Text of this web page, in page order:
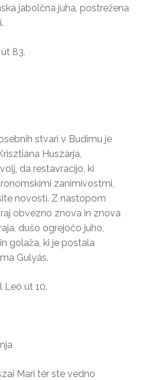
jabolčna juha, postrežena
83.
stvari v Budimu je
Huszárja,
da restavracijo, ki
zanimivostmi,
novosti. Z nastopom
obvezno znova in znova
dušo ogrejočo juho,
golaža, ki je postala
Gulyás.
Leó út 10.
Mari tér ste vedno